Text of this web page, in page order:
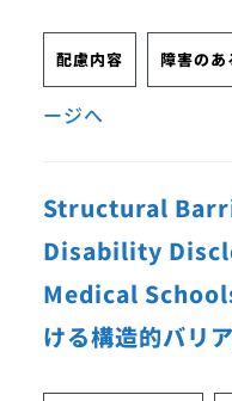
配慮内容 障害のあ
ージへ
Structural
Disability
Medical
ける構造的バリア